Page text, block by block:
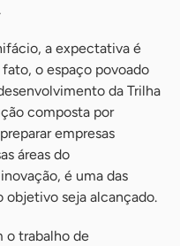
a expectativa é
o espaço povoado
da Trilha
composta por
empresas
áreas do
é uma das
objetivo seja alcançado.
o trabalho de